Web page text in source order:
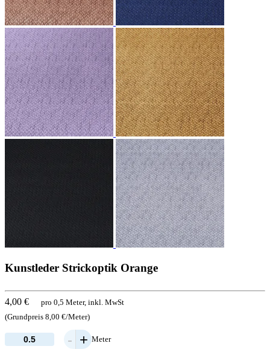
Kunstleder Strickoptik Orange
4,00 €
pro 0,5 Meter, inkl. MwSt
(Grundpreis 8,00 €/Meter)
- + Meter